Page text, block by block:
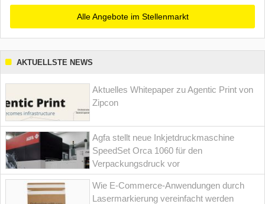
Alle Angebote im Stellenmarkt
AKTUELLSTE NEWS
Aktuelles Whitepaper zu Agentic Print von
Zipcon
Agfa stellt neue Inkjetdruckmaschine
SpeedSet Orca 1060 für den
Verpackungsdruck vor
Wie E-Commerce-Anwendungen durch
Lasermarkierung vereinfacht werden